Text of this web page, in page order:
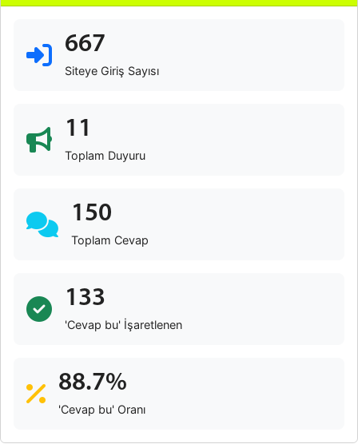
667
Siteye Giriş Sayısı
11
Toplam Duyuru
150
Toplam Cevap
133
'Cevap bu' İşaretlenen
88.7%
'Cevap bu' Oranı